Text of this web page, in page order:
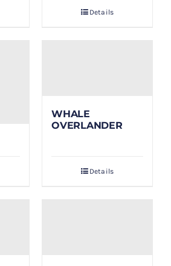
Details
WHALE
OVERLANDER
Details